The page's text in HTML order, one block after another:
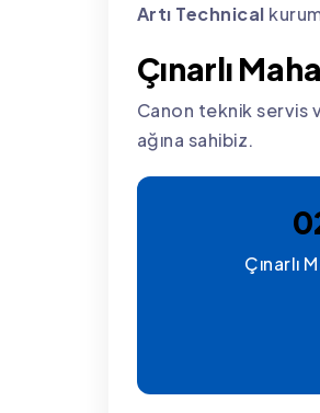
Artı Technical
Çınarlı
Canon teknik servis
ağına sahibiz.
Çınarlı